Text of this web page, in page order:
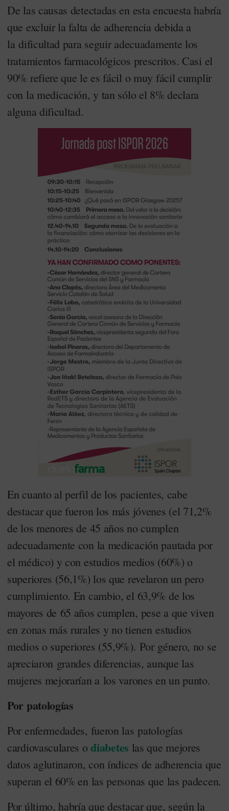
De las causas detectadas en esta encuesta habría
que excluir la falta de adherencia debida a
la dificultad para seguir adecuadamente los
tratamientos farmacológicos prescritos. Casi el
90% refiere que le es fácil o muy fácil cumplir
con la medicación, y tan sólo el 8% declara
alguna dificultad.
En cuanto al perfil de los pacientes, cabe
destacar que fueron los más jóvenes (el 71,2%
de los menores de 45 años no cumplen
adecuadamente con la medicación pautada por
el médico) y con estudios medios (60%) o
superiores (56,1%) los que revelaron un pero
cumplimiento. En cambio, el 63,9% de los
mayores de 65 años cumplen, pese a que viven
en zonas más rurales y no tienen estudios
medios o superiores (55,9%). Por género, no se
apreciaron grandes diferencias, aunque las
mujeres mejorarían a los varones en un punto.
Por patologías
Por enfermedades, fueron las patologías
cardiovasculares odiabetes las que mejores
datos aglutinaron, con índices de adherencia que
superan el 60% en las personas que las padecen.
Por último, habría que destacar que, según la